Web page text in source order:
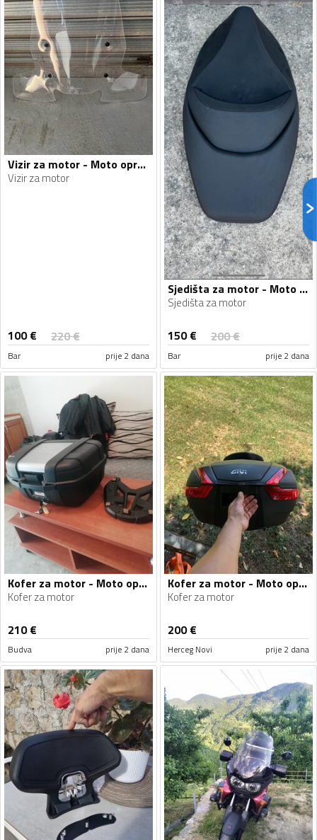
Vizir za motor - Moto oprema
Vizir za motor
100€ 220€
Bar prije 2 dana
Sjedišta za motor - Moto oprema
Sjedišta za motor
150€ 200€
Bar prije 2 dana
Kofer za motor - Moto oprema
Kofer za motor
210€
Budva prije 2 dana
Kofer za motor - Moto oprema
Kofer za motor
200€
Herceg Novi prije 2 dana